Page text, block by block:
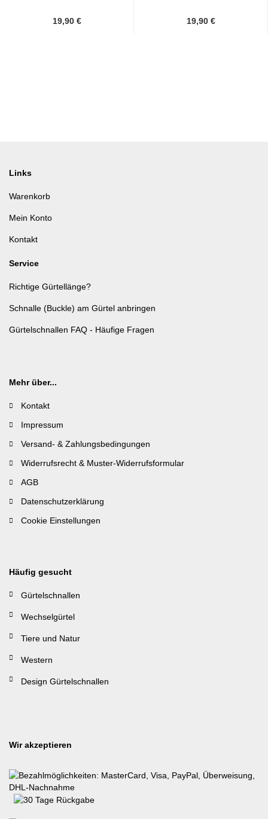
19,90 € 19,90 €
Links
Warenkorb
Mein Konto
Kontakt
Service
Richtige Gürtellänge?
Schnalle (Buckle) am Gürtel anbringen
Gürtelschnallen FAQ - Häufige Fragen
Mehr über...
Kontakt
Impressum
Versand- & Zahlungsbedingungen
Widerrufsrecht & Muster-Widerrufsformular
AGB
Datenschutzerklärung
Cookie Einstellungen
Häufig gesucht
Gürtelschnallen
Wechselgürtel
Tiere und Natur
Western
Design Gürtelschnallen
Wir akzeptieren